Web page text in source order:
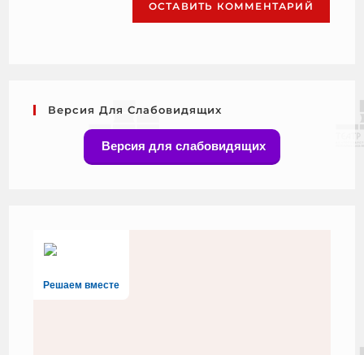
Версия Для Слабовидящих
Версия для слабовидящих
Решаем вместе